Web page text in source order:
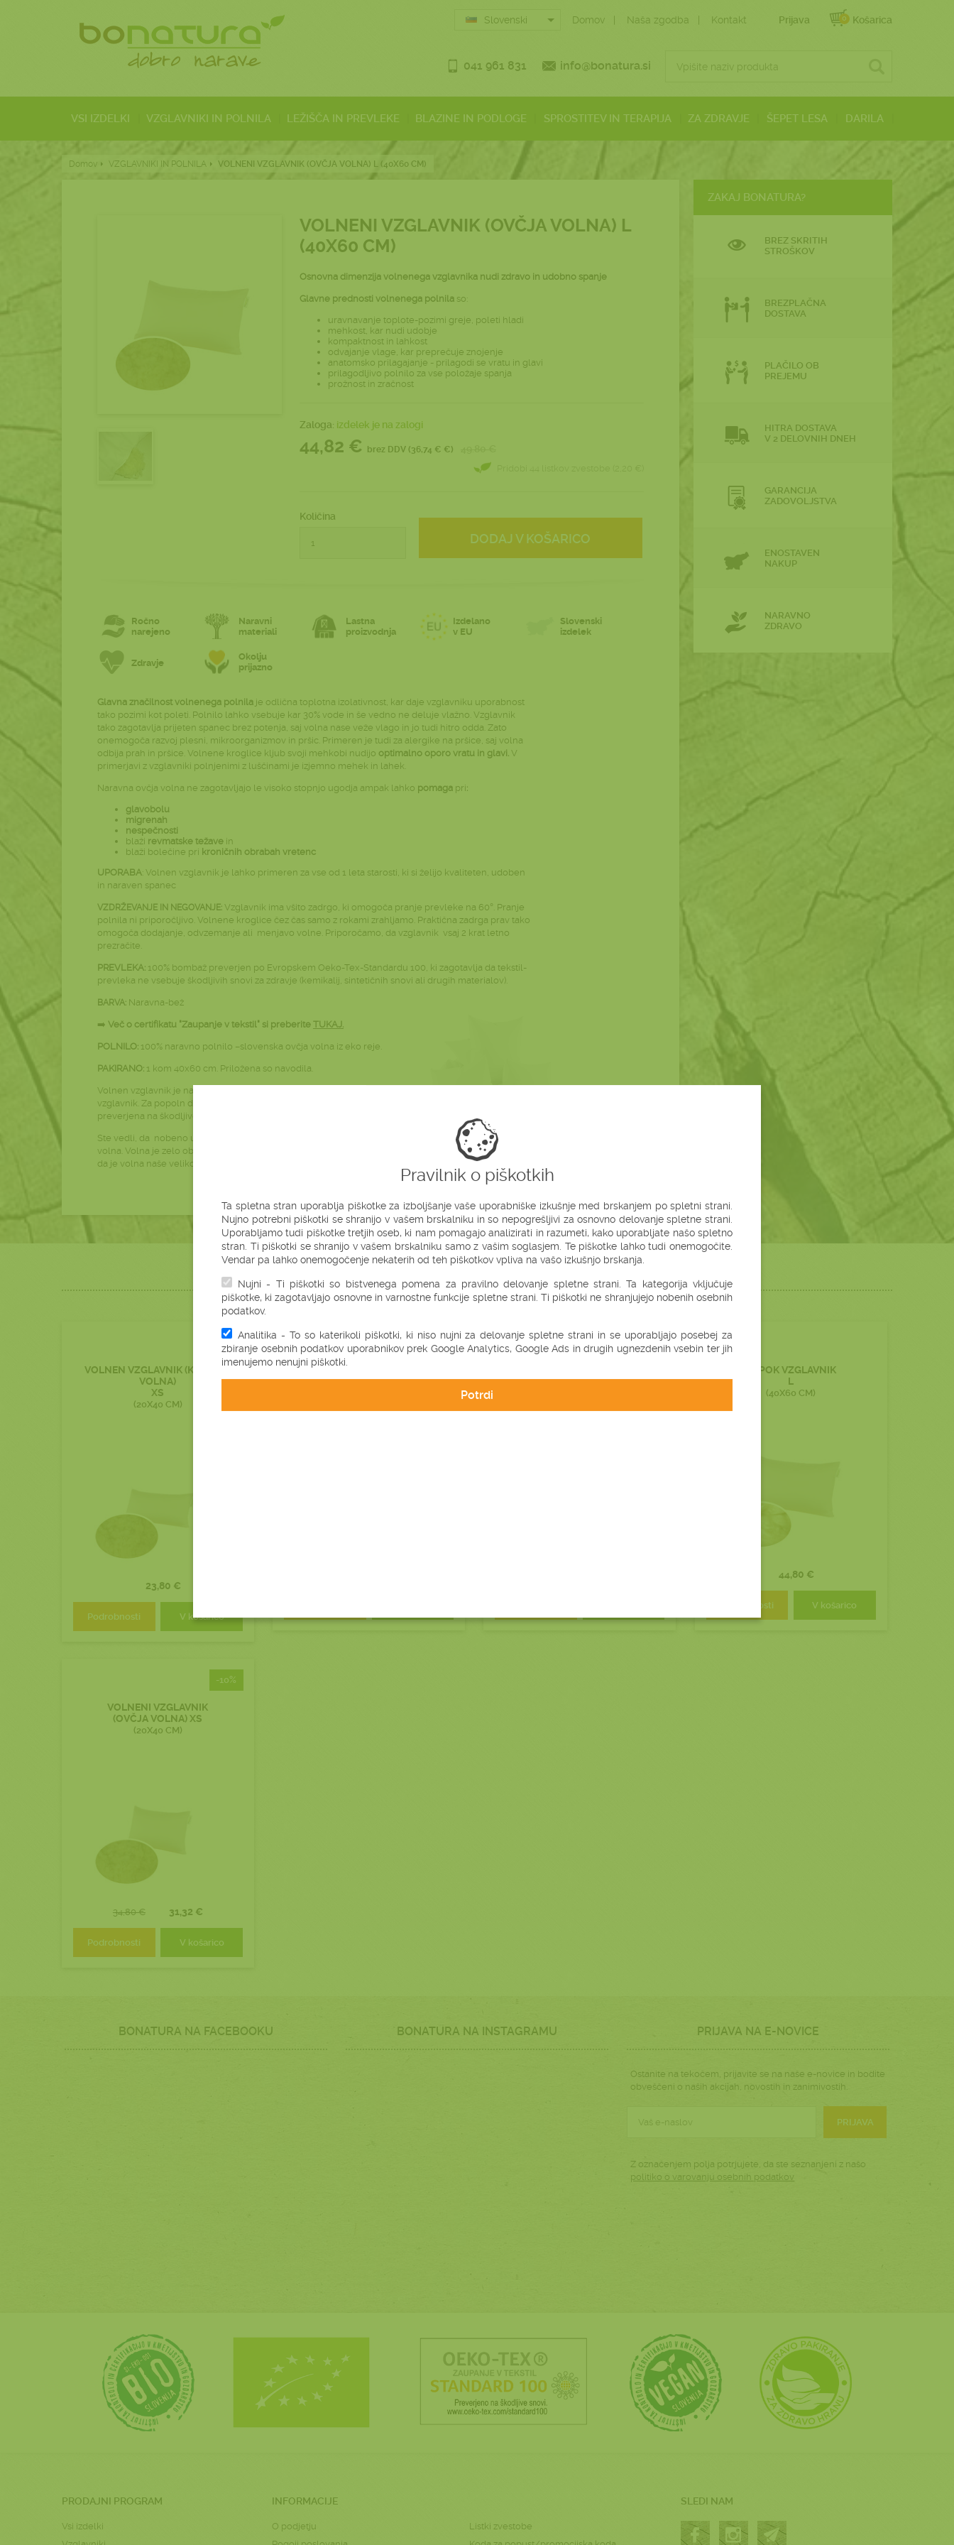
Prijava 0 Košarica
Slovenski Domov Naša zgodba Kontakt
041 961 831 info@bonatura.si
VSI IZDELKI VZGLAVNIKI IN POLNILA LEŽIŠČA IN PREVLEKE BLAZINE IN PODLOGE SPROSTITEV IN TERAPIJA ZA ZDRAVJE ŠEPET LESA DARILA
Domov VZGLAVNIKI IN POLNILA VOLNENI VZGLAVNIK (OVČJA VOLNA) L (40X60 CM)
VOLNENI VZGLAVNIK (OVČJA VOLNA) L
(40X60 CM)
Osnovna dimenzija volnenega vzglavnika nudi zdravo in udobno spanje
Glavne prednosti volnenega polnila so:
uravnavanje toplote-pozimi greje, poleti hladi
mehkost, kar nudi udobje
kompaktnost in lahkost
odvajanje vlage, kar preprečuje znojenje
anatomsko prilagajanje - prilagodi se vratu in glavi
prilagodljivo polnilo za vse položaje spanja
prožnost in zračnost
Zaloga: izdelek je na zalogi
44,82 € brez DDV (36,74 € €)
Količina
DODAJ V KOŠARICO
Ročno
narejeno
Naravni
materiali
Lastna
proizvodnja
Izdelano
v EU
Slovenski
izdelek
Zdravje
Okolju
prijazno
Glavna značilnost volnenega polnila je odlična toplotna izolativnost, kar daje vzglavniku uporabnost
tako pozimi kot poleti. Polnilo lahko vsebuje kar 30% vode in še vedno ne deluje vlažno. Vzglavnik
tako zagotavlja prijeten spanec brez potenja, saj volna nase veže vlago in jo tudi hitro odda. Zato
onemogoča razvoj plesni, mikroorganizmov in pršic. Primeren je tudi za alergike na pršice, saj volna
odbija prah in pršice. Volnene kroglice kljub svoji mehkobi nudijo optimalno oporo vratu in glavi. V
primerjavi z vzglavniki polnjenimi z luščinami je izjemno mehek in lahek.
Naravna ovčja volna ne zagotavljajo le visoko stopnjo ugodja ampak lahko pomaga pri:
glavobolu
migrenah
nespečnosti
blaži revmatske težave in
blaži bolečine pri kroničnih obrabah vretenc
UPORABA : Volnen vzglavnik je lahko primeren za vse od 1 leta starosti, ki si želijo kvaliteten, udoben
in naraven spanec
VZDRŽEVANJE IN NEGOVANJE: Vzglavnik ima všito zadrgo, ki omogoča pranje prevleke na 60°. Pranje
polnila ni priporočljivo. Volnene kroglice čez čas samo z rokami zrahljamo. Praktična zadrga prav tako
omogoča dodajanje, odvzemanje ali menjavo volne. Priporočamo, da vzglavnik vsaj 2 krat letno
prezračite.
PREVLEKA: 100% bombaž preverjen po Evropskem Oeko-Tex-Standardu 100, ki zagotavlja da tekstil-
prevleka ne vsebuje škodljivih snovi za zdravje (kemikalij, sintetičnih snovi ali drugih materialov).
BARVA: Naravna-bež
➡️ Več o certifikatu "Zaupanje v tekstil" si preberite TUKAJ.
POLNILO: 100% naravno polnilo –slovenska ovčja volna iz eko reje.
PAKIRANO: 1 kom 40x60 cm. Priložena so navodila.
Volnen vzglavnik je na voljo v 7 dimenzijah. Za še več mehkobe in udobja vam je na voljo kapok
vzglavnik. Za popoln dotik narave vam je na voljo zunanja prevleka iz mehkega 100% bombaža, ki je
preverjena na škodljive snovi.
Ste vedli, da nobeno umetno vlakno do danes še ni nadomestilo sposobnosti, ki jih ima prava ovčja
volna. Volna je zelo obstojno vlakno, pa naj si bo ovčja, kamelja ali kakšna druga. Zato lahko rečemo,
da je volna naše veliko bogastvo.
ZAKAJ BONATURA?
BREZ SKRITIH
STROŠKOV
BREZPLAČNA
DOSTAVA
PLAČILO OB
PREJEMU
HITRA DOSTAVA
V 2 DELOVNIH DNEH
GARANCIJA
ZADOVOLJSTVA
ENOSTAVEN
NAKUP
NARAVNO
ZDRAVO
VOLNEN VZGLAVNIK (KAMELJA
VOLNA)
XS
(20X40 CM)
23,80 €
Podrobnosti V košarico
-10%
(OVČJA VOLNA) S
-10%
(OVČJA VOLNA) M
KAPOK VZGLAVNIK
L
(40X60 CM)
44,80 €
Podrobnosti V košarico
-10%
VOLNENI VZGLAVNIK
(OVČJA VOLNA) XS
(20X40 CM)
34,80 € 31,32 €
Podrobnosti V košarico
BONATURA NA FACEBOOKU BONATURA NA INSTAGRAMU PRIJAVA NA E-NOVICE
Ostanite na tekočem, prijavite se na naše e-novice in bodite
obveščeni o naših akcijah, novostih in zanimivostih.
PRIJAVA
Z označenjem polja potrjujete, da ste seznanjeni z našo
politiko o varovanju osebnih podatkov
PRODAJNI PROGRAM
Vsi izdelki
INFORMACIJE
O podjetju
Listki zvestobe
SLEDI NAM
Pravilnik o piškotkih
Ta spletna stran uporablja piškotke za izboljšanje vaše uporabniške izkušnje med brskanjem po spletni strani.
Nujno potrebni piškotki se shranijo v vašem brskalniku in so nepogrešljivi za osnovno delovanje spletne strani.
Uporabljamo tudi piškotke tretjih oseb, ki nam pomagajo analizirati in razumeti, kako uporabljate našo spletno
stran. Ti piškotki se shranijo v vašem brskalniku samo z vašim soglasjem. Te piškotke lahko tudi onemogočite.
Vendar pa lahko onemogočenje nekaterih od teh piškotkov vpliva na vašo izkušnjo brskanja.
Nujni - Ti piškotki so bistvenega pomena za pravilno delovanje spletne strani. Ta kategorija vključuje
piškotke, ki zagotavljajo osnovne in varnostne funkcije spletne strani. Ti piškotki ne shranjujejo nobenih osebnih
podatkov.
Analitika - To so katerikoli piškotki, ki niso nujni za delovanje spletne strani in se uporabljajo posebej za
zbiranje osebnih podatkov uporabnikov prek Google Analytics, Google Ads in drugih ugnezdenih vsebin ter jih
imenujemo nenujni piškotki.
Potrdi